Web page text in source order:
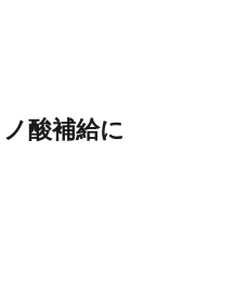
酸補給に